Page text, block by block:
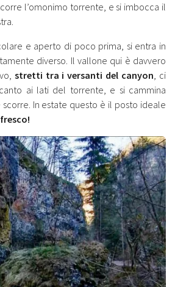
l’omonimo torrente, e si imbocca il
e aperto di poco prima, si entra in
diverso. Il vallone qui è davvero
stretti tra i versanti del canyon, ci
ai lati del torrente, e si cammina
scorre. In estate questo è il posto ideale